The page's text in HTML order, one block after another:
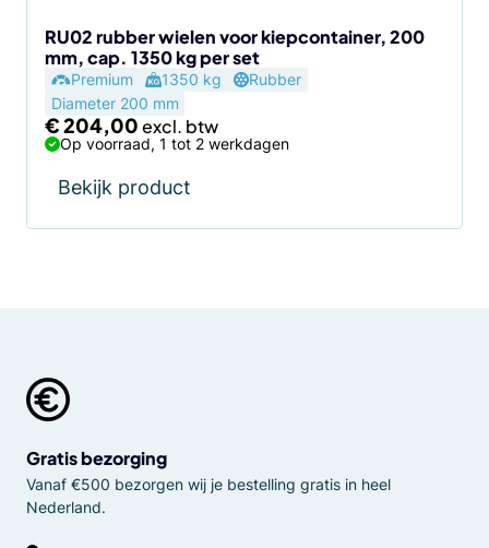
RU02 rubber wielen voor kiepcontainer, 200
mm, cap. 1350 kg per set
Premium 1350 kg
Rubber
Diameter 200 mm
€204,00
Op voorraad, 1 tot 2 werkdagen
Bekijk product
Gratis bezorging
Vanaf €500 bezorgen wij je bestelling gratis in heel
Nederland.